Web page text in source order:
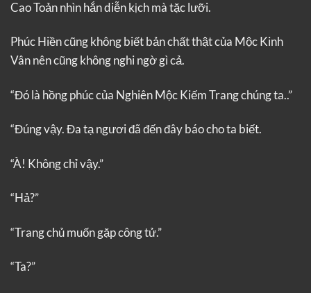
Cao Toản nhìn hắn diễn kịch mà tặc lưỡi.
Phúc Hiền cũng không biết bản chất thật của Mộc Kinh
Vân nên cũng không nghi ngờ gì cả.
“Đó là hồng phúc của Nghiên Mộc Kiếm Trang chúng ta..”
“Đúng vậy. Đa tạ ngươi đã đến đây báo cho ta biết.
“À! Không chỉ vậy.”
“Hả?”
“Trang chủ muốn gặp công tử.”
“Ta?”